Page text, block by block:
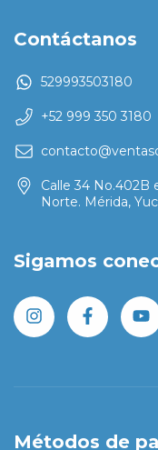
Contáctanos
529993503180
+52 999 350 3180
Calle 34 No.402B
Norte. Mérida,
Sigamos
Métodos de